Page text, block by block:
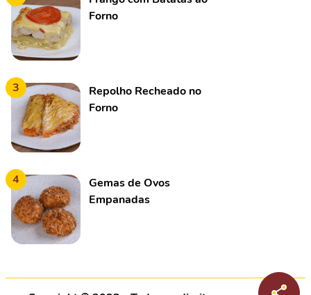
Forno
3
Repolho Recheado no
Forno
4
Gemas de Ovos
Empanadas